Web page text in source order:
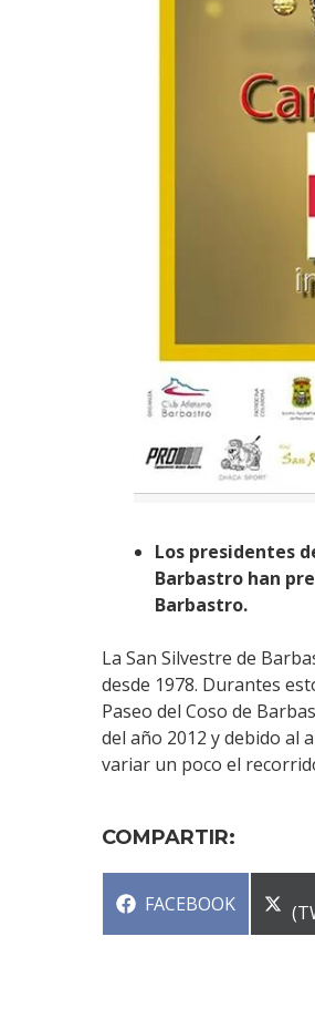
Los presidentes
Barbastro han
Barbastro.
La San Silvestre de
desde 1978. Durantes
Paseo del Coso de
del año 2012 y debido al
variar un poco el
COMPARTIR:
COMPARTIR
FACEBOOK